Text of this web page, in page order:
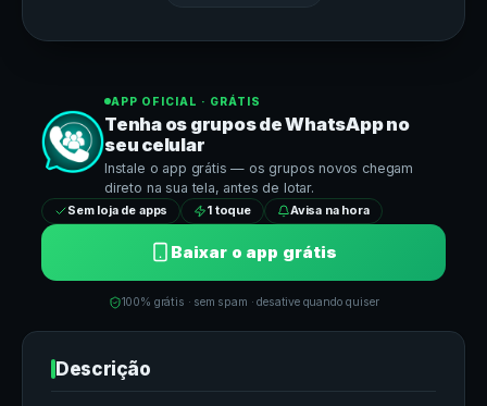
APP OFICIAL · GRÁTIS
Tenha os grupos deWhatsAppno
seu celular
Instale o app grátis — os grupos novos chegam
direto na sua tela, antes de lotar.
Sem loja de apps 1 toque Avisa na hora
Baixar o app grátis
100% grátis · sem spam · desative quando quiser
Descrição